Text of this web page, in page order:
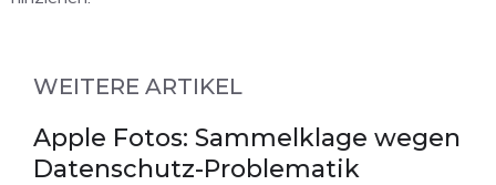
WEITERE ARTIKEL
Apple Fotos: Sammelklage wegen
Datenschutz-Problematik